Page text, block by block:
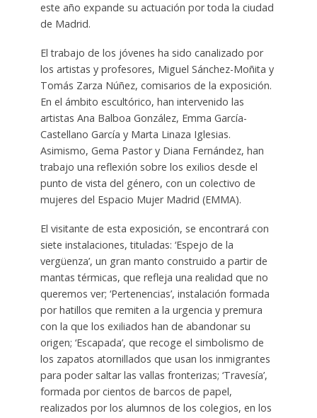
este año expande su actuación por toda la ciudad
de Madrid.
El trabajo de los jóvenes ha sido canalizado por
los artistas y profesores, Miguel Sánchez-Moñita y
Tomás Zarza Núñez, comisarios de la exposición.
En el ámbito escultórico, han intervenido las
artistas Ana Balboa González, Emma García-
Castellano García y Marta Linaza Iglesias.
Asimismo, Gema Pastor y Diana Fernández, han
trabajo una reflexión sobre los exilios desde el
punto de vista del género, con un colectivo de
mujeres del Espacio Mujer Madrid (EMMA).
El visitante de esta exposición, se encontrará con
siete instalaciones, tituladas: ‘Espejo de la
vergüenza’, un gran manto construido a partir de
mantas térmicas, que refleja una realidad que no
queremos ver; ‘Pertenencias’, instalación formada
por hatillos que remiten a la urgencia y premura
con la que los exiliados han de abandonar su
origen; ‘Escapada’, que recoge el simbolismo de
los zapatos atornillados que usan los inmigrantes
para poder saltar las vallas fronterizas; ‘Travesía’,
formada por cientos de barcos de papel,
realizados por los alumnos de los colegios, en los